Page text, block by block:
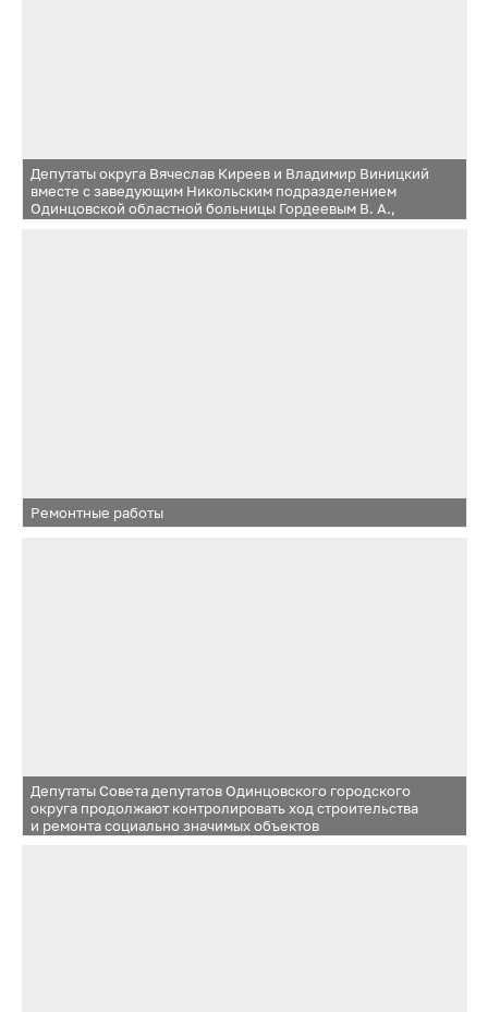
Депутаты округа Вячеслав Киреев и Владимир Виницкий
вместе с заведующим Никольским подразделением
Одинцовской областной больницы Гордеевым В. А.,
Ремонтные работы
Депутаты Совета депутатов Одинцовского городского
округа продолжают контролировать ход строительства
и ремонта социально значимых объектов